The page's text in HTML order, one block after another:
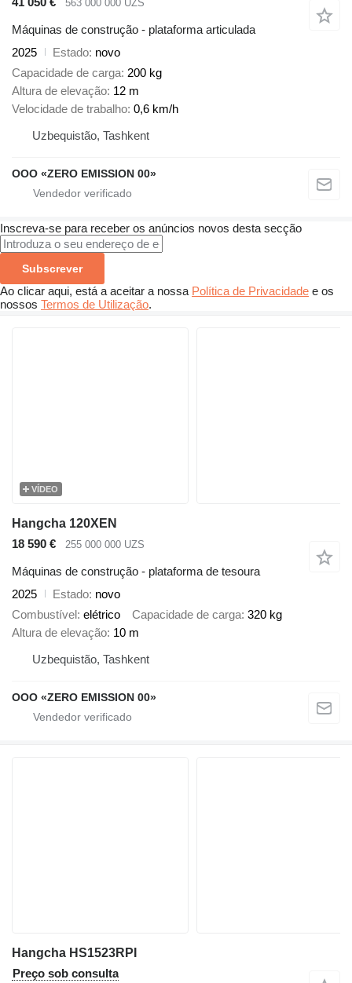
563 000 000 UZS
Máquinas de construção - plataforma articulada
2025
Estado novo
Capacidade de carga 200 kg
Altura de elevação 12 m
Velocidade de trabalho 0,6 km/h
Uzbequistão, Tashkent
OOO «ZERO EMISSION 00»
Inscreva-se para receber os anúncios novos desta secção
Subscrever
Ao clicar aqui, está a aceitar a nossa Política de Privacidade e os
nossos Termos de Utilização.
VÍDEO
Hangcha 120XEN
18 590 €
255 000 000 UZS
Máquinas de construção - plataforma de tesoura
2025
Estado novo
Combustível elétrico Capacidade de carga 320 kg
Altura de elevação 10 m
Uzbequistão, Tashkent
OOO «ZERO EMISSION 00»
Hangcha HS1523RPI
Preço sob consulta